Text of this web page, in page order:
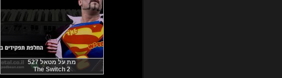
מת על מטאל 527
The Switch 2